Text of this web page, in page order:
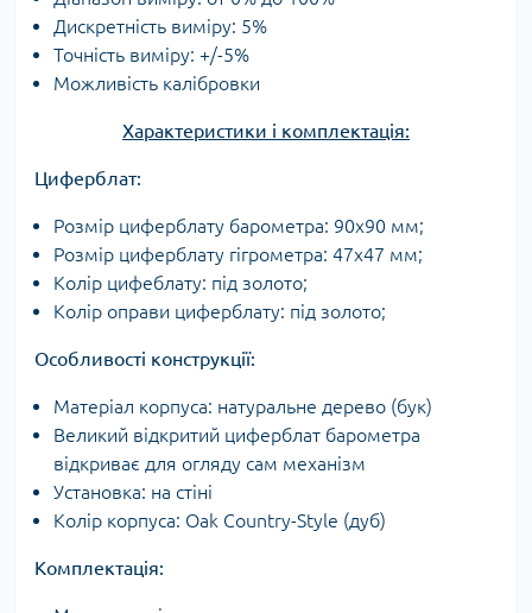
Дискретність виміру: 5%
Точність виміру: +/-5%
Можливість калібровки
Характеристики і комплектація:
Циферблат:
Розмір циферблату барометра: 90x90 мм;
Розмір циферблату гігрометра: 47x47 мм;
Колір цифеблату: під золото;
Колір оправи циферблату: під золото;
Особливості конструкції:
Матеріал корпуса: натуральне дерево (бук)
Великий відкритий циферблат барометра
відкриває для огляду сам механізм
Установка: на стіні
Колір корпуса: Oak Country-Style (дуб)
Комплектація: